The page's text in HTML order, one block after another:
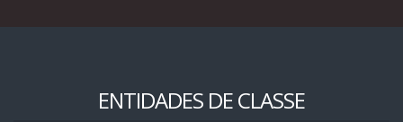
ENTIDADES DE CLASSE